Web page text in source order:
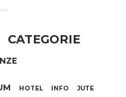
CATEGORIE
HOTEL INFO JUTE